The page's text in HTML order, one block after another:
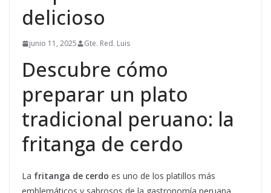
delicioso
junio 11, 2025 Gte. Red. Luis
Descubre cómo
preparar un plato
tradicional peruano: la
fritanga de cerdo
La fritanga de cerdo es uno de los platillos más